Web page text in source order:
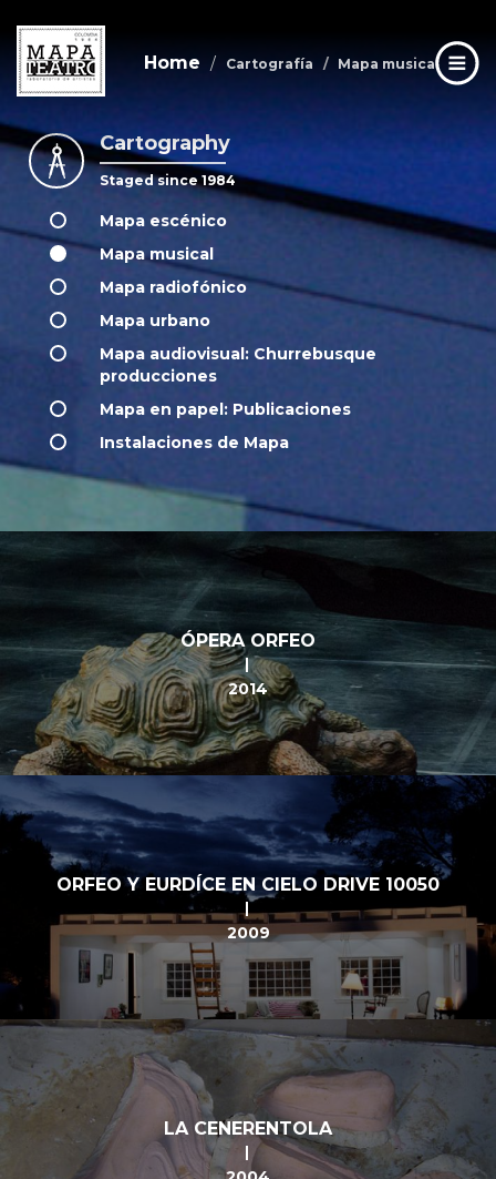
Skip
main
content
Home Cartografía Mapa musical
Cartography
Staged since 1984
Mapa escénico
Mapa musical
Mapa radiofónico
Mapa urbano
Mapa audiovisual: Churrebusque
producciones
Mapa en papel: Publicaciones
Instalaciones de Mapa
ÓPERA ORFEO
2014
ORFEO Y EURDÍCE EN CIELO DRIVE 10050
2009
LA CENERENTOLA